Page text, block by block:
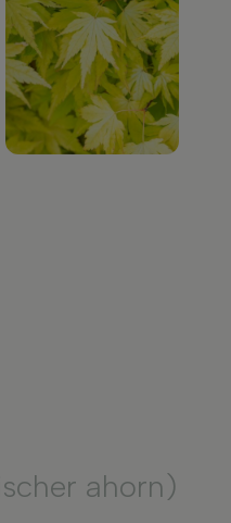
ahorn)